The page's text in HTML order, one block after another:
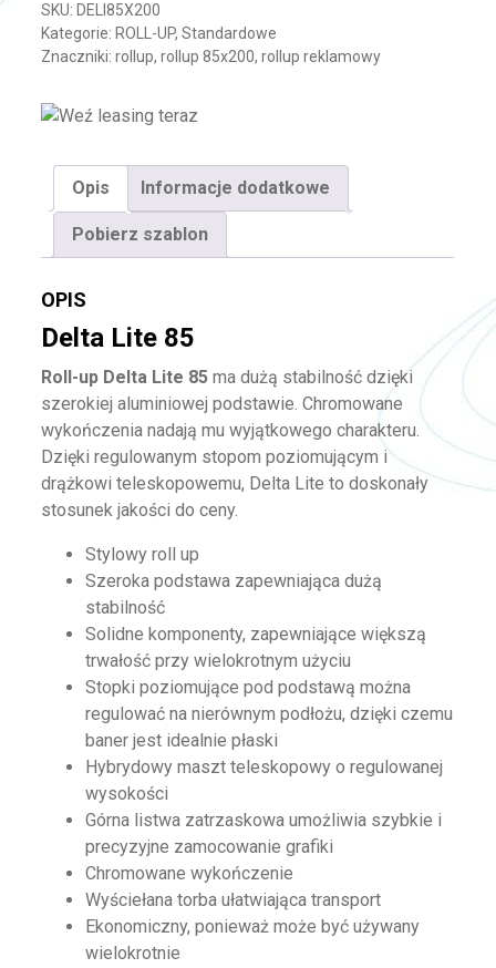
SKU: DELI85X200
Kategorie: ROLL-UP,Standardowe
Znaczniki:rollup,rollup 85x200,rollup reklamowy
Opis Informacje dodatkowe
Pobierz szablon
OPIS
Delta Lite 85
Roll-up Delta Lite 85 ma dużą stabilność dzięki
szerokiej aluminiowej podstawie. Chromowane
wykończenia nadają mu wyjątkowego charakteru.
Dzięki regulowanym stopom poziomującym i
drążkowi teleskopowemu, Delta Lite to doskonały
stosunek jakości do ceny.
Stylowy roll up
Szeroka podstawa zapewniająca dużą
stabilność
Solidne komponenty, zapewniające większą
trwałość przy wielokrotnym użyciu
Stopki poziomujące pod podstawą można
regulować na nierównym podłożu, dzięki czemu
baner jest idealnie płaski
Hybrydowy maszt teleskopowy o regulowanej
wysokości
Górna listwa zatrzaskowa umożliwia szybkie i
precyzyjne zamocowanie grafiki
Chromowane wykończenie
Wyściełana torba ułatwiająca transport
Ekonomiczny, ponieważ może być używany
wielokrotnie